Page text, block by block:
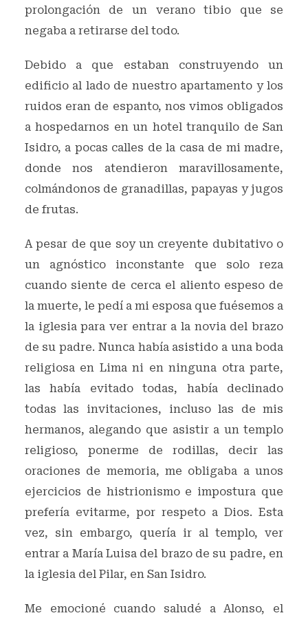
prolongación de un verano tibio que se
negaba a retirarse del todo.
Debido a que estaban construyendo un
edificio al lado de nuestro apartamento y los
ruidos eran de espanto, nos vimos obligados
a hospedarnos en un hotel tranquilo de San
Isidro, a pocas calles de la casa de mi madre,
donde nos atendieron maravillosamente,
colmándonos de granadillas, papayas y jugos
de frutas.
A pesar de que soy un creyente dubitativo o
un agnóstico inconstante que solo reza
cuando siente de cerca el aliento espeso de
la muerte, le pedí a mi esposa que fuésemos a
la iglesia para ver entrar a la novia del brazo
de su padre. Nunca había asistido a una boda
religiosa en Lima ni en ninguna otra parte,
las había evitado todas, había declinado
todas las invitaciones, incluso las de mis
hermanos, alegando que asistir a un templo
religioso, ponerme de rodillas, decir las
oraciones de memoria, me obligaba a unos
ejercicios de histrionismo e impostura que
prefería evitarme, por respeto a Dios. Esta
vez, sin embargo, quería ir al templo, ver
entrar a María Luisa del brazo de su padre, en
la iglesia del Pilar, en San Isidro.
Me emocioné cuando saludé a Alonso, el